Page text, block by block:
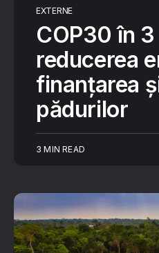
EXTERNE
COP30 în
reducerea
finanțarea
pădurilor
3 MIN READ